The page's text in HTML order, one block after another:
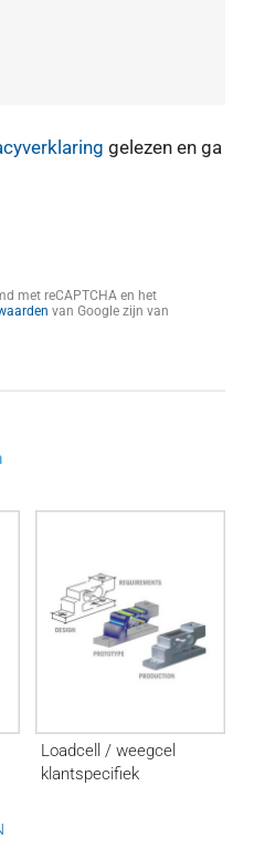
gelezen en ga
met reCAPTCHA en het
van Google zijn van
Loadcell / weegcel
klantspecifiek